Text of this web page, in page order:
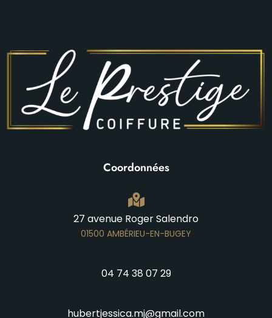
Coordonnées
27 avenue Roger Salendro
01500 AMBÉRIEU-EN-BUGEY
04 74 38 07 29
hubertjessica.mj@gmail.com